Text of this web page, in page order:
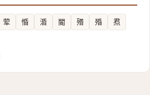
荤 惛 涽 閽 㱪 殙
焄